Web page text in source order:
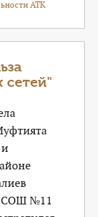
АТК
сетей"
СОШ №11